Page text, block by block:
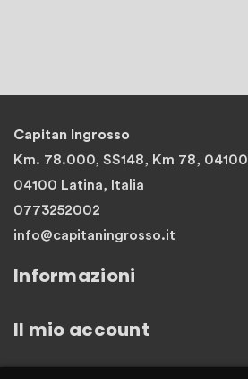
Capitan Ingrosso
Km. 78.000, SS148, Km 78, 04100
04100 Latina, Italia
0773252002
info@capitaningrosso.it
Informazioni
Il mio account